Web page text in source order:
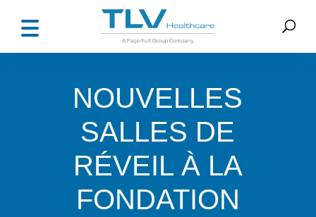
NOUVELLES
SALLES DE
RÉVEIL À LA
FONDATION